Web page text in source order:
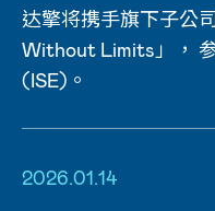
达擎将携手旗下子公
Without Limits」，
(ISE)。
2026.01.14